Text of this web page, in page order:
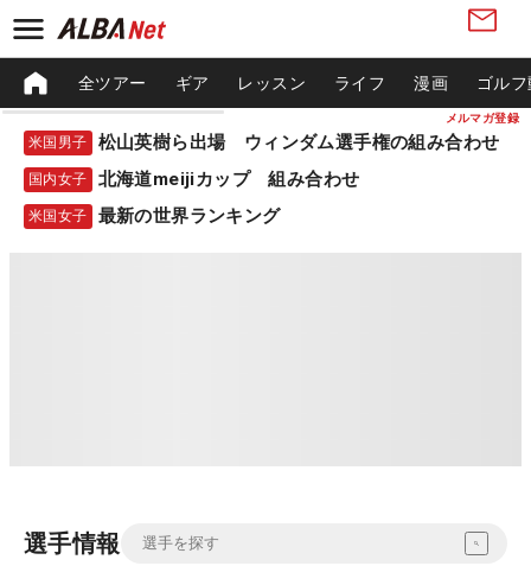
メルマガ登録
全ツアー ギア レッスン ライフ 漫画 ゴル
米国男子 松山英樹ら出場 ウィンダム選手権の組み合わせ
国内女子 北海道meijiカップ 組み合わせ
米国女子 最新の世界ランキング
選手情報